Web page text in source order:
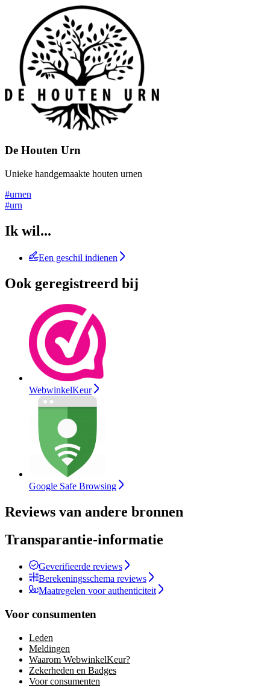
De Houten Urn
Unieke handgemaakte houten urnen
#urnen
#urn
Ik wil...
Een geschil indienen
Ook geregistreerd bij
WebwinkelKeur
Google Safe Browsing
Reviews van andere bronnen
Transparantie-informatie
Geverifieerde reviews
Berekeningsschema reviews
Maatregelen voor authenticiteit
Voor consumenten
Leden
Meldingen
Waarom WebwinkelKeur?
Zekerheden en Badges
Voor consumenten